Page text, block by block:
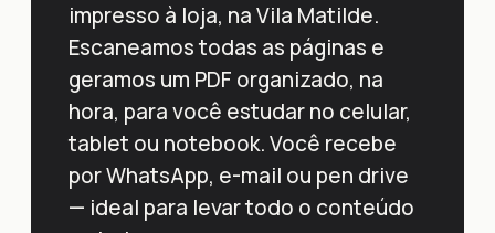
impresso à loja, na Vila Matilde.
Escaneamos todas as páginas e
geramos um PDF organizado, na
hora, para você estudar no celular,
tablet ou notebook. Você recebe
por WhatsApp, e-mail ou pen drive
— ideal para levar todo o conteúdo